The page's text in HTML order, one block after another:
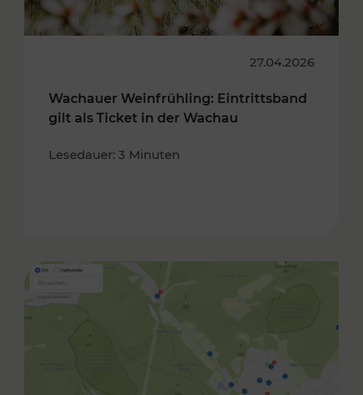
27.04.2026
Wachauer Weinfrühling: Eintrittsband
gilt als Ticket in der Wachau
Lesedauer: 3 Minuten